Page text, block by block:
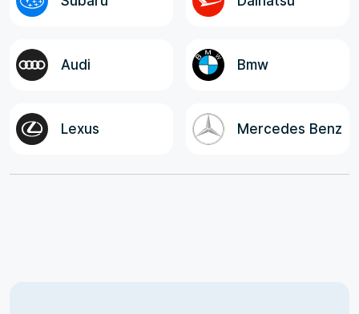
Audi Bmw
Lexus Mercedes Benz